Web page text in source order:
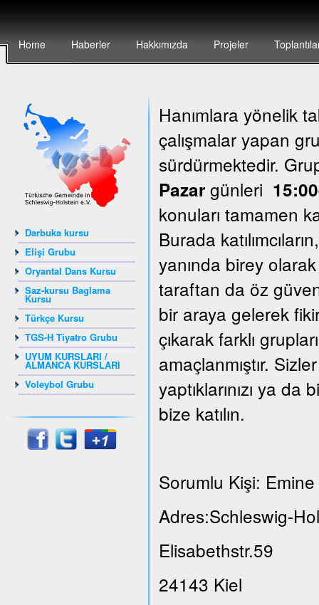
Home Haberler Hakkımızda Projeler
Darbuka kursu
Elişi Grubu
Oryantal Dans Kursu
Saz-kursu Baglama
Kursu
Türkçe Kursu
TGS-H Tiyatro Grubu
UYUM KURSLARI /
ALMANCA KURSLARI
Voleybol Grubu
Hanımlara yönelik
çalışmalar yapan
sürdürmektedir.
Pazargünleri
konuları tamamen
Burada
yanında birey
taraftan da öz
bir araya gelerek
çıkarak farklı
amaçlanmıştır.
yaptıklarınızı ya
bize katılın.
Sorumlu Kişi:
Adres:Schleswig-
Elisabethstr.59
24143 Kiel